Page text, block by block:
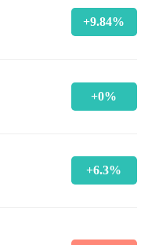
+9.84%
+0%
+6.3%